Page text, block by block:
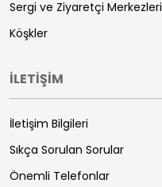
Sergi ve Ziyaretçi Merkezleri
Köşkler
İLETİŞİM
İletişim Bilgileri
Sıkça Sorulan Sorular
Önemli Telefonlar